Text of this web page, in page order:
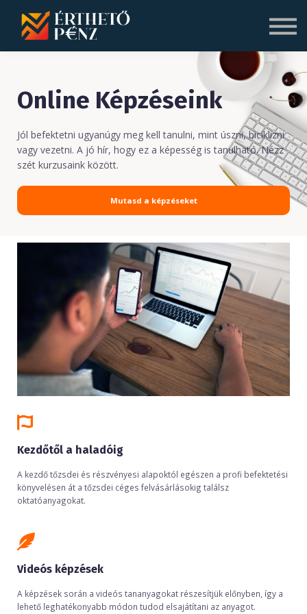
Bejelentkezés
Regisztráció
Online Képzéseink
Jól befektetni ugyanúgy meg kell tanulni, mint úszni, biciklizni
vagy vezetni. A jó hír, hogy ez a képesség is tanulható. Nézz
szét kurzusaink között.
Mutasd a képzéseket
Kezdőtől a haladóig
A kezdő tőzsdei és részvényesi alapoktól egészen a profi befektetési
könyvelésen át a tőzsdei céges felvásárlásokig találsz
oktatóanyagokat.
Videós képzések
A képzések során a videós tananyagokat részesítjük előnyben, így a
lehető leghatékonyabb módon tudod elsajátítani az anyagot.